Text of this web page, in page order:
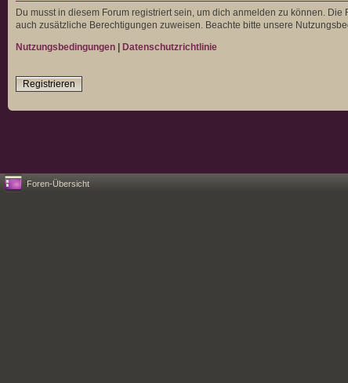
Du musst in diesem Forum registriert sein, um dich anmelden zu können.
auch zusätzliche Berechtigungen zuweisen. Beachte bitte unsere
Nutzungsbedingungen | Datenschutzrichtlinie
Registrieren
Foren-Übersicht